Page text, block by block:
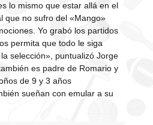
lo mismo que estar allá en el
que no sufro del «Mango»
Yo grabó los partidos
permita que todo le siga
selección», puntualizó Jorge
es padre de Romario y
de 9 y 3 años
sueñan con emular a su